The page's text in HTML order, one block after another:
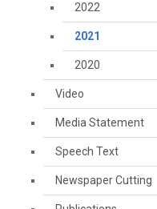
2022
2021
2020
Video
Media Statement
Speech Text
Newspaper Cutting